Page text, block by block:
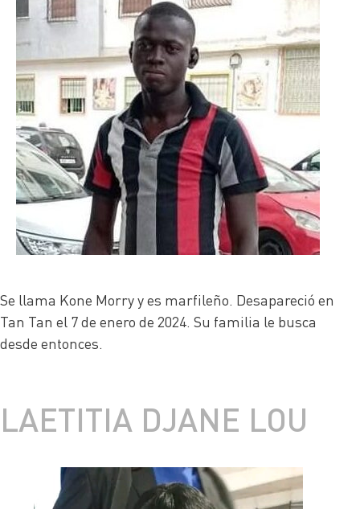
Se llama Kone Morry y es marfileño. Desapareció en
Tan Tan el 7 de enero de 2024. Su familia le busca
desde entonces.
LAETITIA DJANE LOU